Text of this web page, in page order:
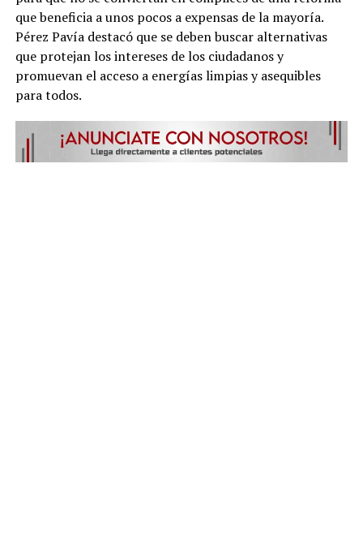
que beneficia a unos pocos a expensas de la mayoría.
Pérez Pavía destacó que se deben buscar alternativas
que protejan los intereses de los ciudadanos y
promuevan el acceso a energías limpias y asequibles
para todos.